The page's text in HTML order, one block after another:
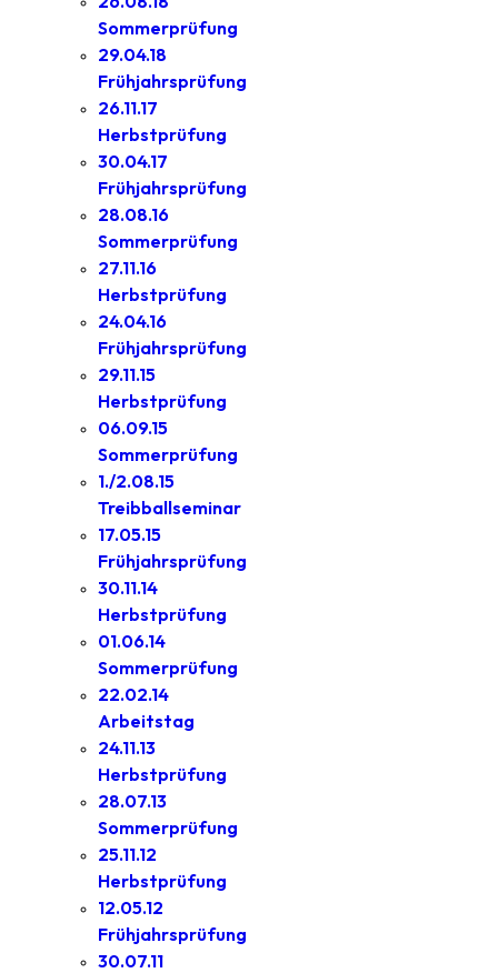
Sommerprüfung
29.04.18
Frühjahrsprüfung
26.11.17
Herbstprüfung
30.04.17
Frühjahrsprüfung
28.08.16
Sommerprüfung
27.11.16
Herbstprüfung
24.04.16
Frühjahrsprüfung
29.11.15
Herbstprüfung
06.09.15
Sommerprüfung
1./2.08.15
Treibballseminar
17.05.15
Frühjahrsprüfung
30.11.14
Herbstprüfung
01.06.14
Sommerprüfung
22.02.14
Arbeitstag
24.11.13
Herbstprüfung
28.07.13
Sommerprüfung
25.11.12
Herbstprüfung
12.05.12
Frühjahrsprüfung
30.07.11